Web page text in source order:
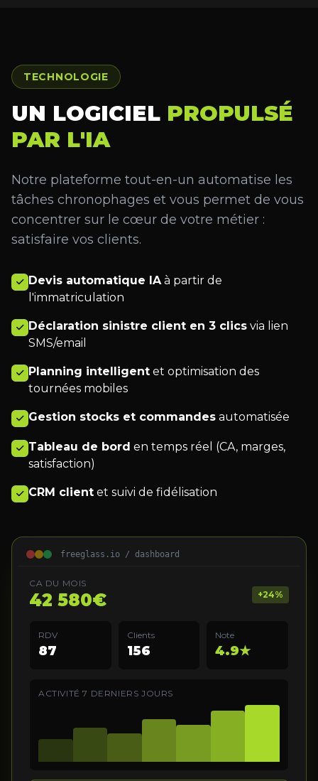
TECHNOLOGIE
UN LOGICIEL PROPULSÉ
PAR L'IA
Notre plateforme tout-en-un automatise les
tâches chronophages et vous permet de vous
concentrer sur le cœur de votre métier :
satisfaire vos clients.
Devis automatique IAà partir de
l'immatriculation
Déclaration sinistre client en 3 clics via lien
SMS/email
Planning intelligent et optimisation des
tournées mobiles
Gestion stocks et commandes automatisée
Tableau de bord en temps réel (CA, marges,
satisfaction)
CRM client et suivi de fidélisation
freeglass.io / dashboard
CA DU MOIS
42 580€ +24%
RDV
87
Clients
156
Note
4.9★
ACTIVITÉ 7 DERNIERS JOURS